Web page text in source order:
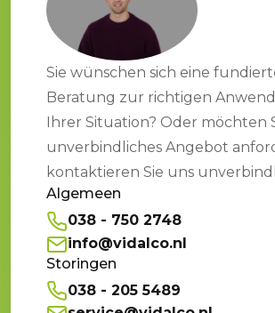
Sie wünschen sich eine
Beratung zur richtigen
Ihrer Situation? Oder möchten
unverbindliches Angebot
kontaktieren Sie uns
Algemeen
038 - 750 2748
info@vidalco.nl
Storingen
038 - 205 5489